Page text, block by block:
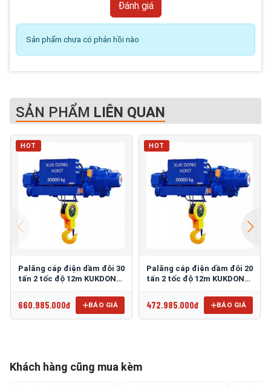
Sản phẩm chưa có phản hồi nào
SẢN PHẨM LIÊN QUAN
HOT
Palăng cáp điện dầm đôi 30
tấn 2 tốc độ 12m KUKDONG
660.985.000đ BÁO GIÁ
HOT
Palăng cáp điện dầm đôi 20
tấn 2 tốc độ 12m KUKDONG
472.985.000đ BÁO GIÁ
Khách hàng cũng mua kèm